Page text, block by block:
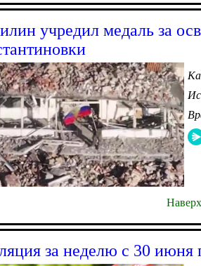
учредил медаль за
Наверх
за неделю с 30 июня